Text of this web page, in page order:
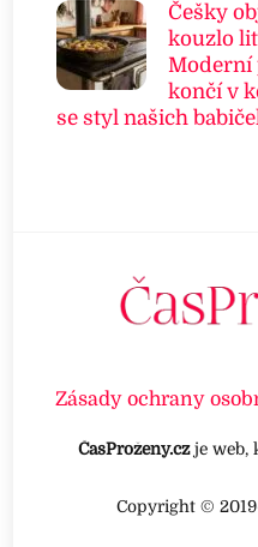
Češky
kouzlo
Moderní
končí v
se styl našich
Zásady ochrany
ČasProženy.czje web,
Copyright ©